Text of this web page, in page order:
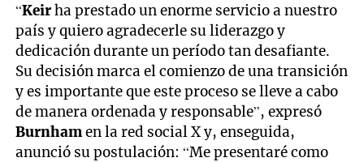
“Keirha prestado un enorme servicio a nuestro
país y quiero agradecerle su liderazgo y
dedicación durante un período tan desafiante.
Su decisión marca el comienzo de una transición
y es importante que este proceso se lleve a cabo
de manera ordenada y responsable”, expresó
Burnhamen la red social X y, enseguida,
anunció su postulación: “Me presentaré como